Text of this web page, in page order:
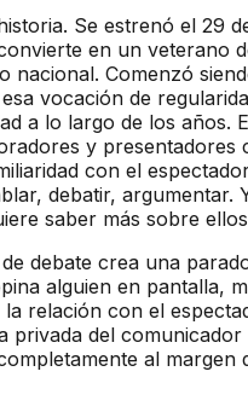
Se estrenó el 29
en un veterano
nacional. Comenzó
vocación de
a lo largo de los años.
y presentadores
con el
debatir, argumentar.
saber más sobre
debate crea una
alguien en pantalla,
la relación con el
privada del comunicador
al margen